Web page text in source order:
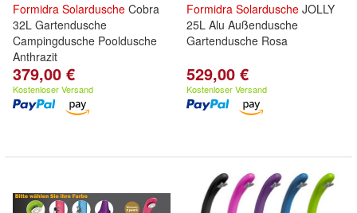
Formidra Solardusche Cobra
32L Gartendusche
Campingdusche Pooldusche
Anthrazit
379,00 €
Kostenloser Versand
Formidra Solardusche JOLLY
25L Alu Außendusche
Gartendusche Rosa
529,00 €
Kostenloser Versand